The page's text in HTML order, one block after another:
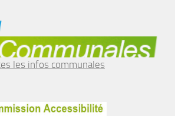
les infos communales